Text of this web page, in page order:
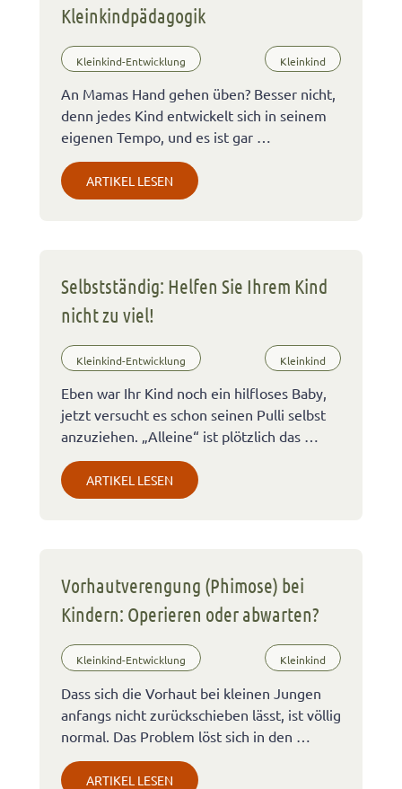
Kleinkindpädagogik
Kleinkind-Entwicklung Kleinkind
An Mamas Hand gehen üben? Besser nicht,
denn jedes Kind entwickelt sich in seinem
eigenen Tempo, und es ist gar …
ARTIKEL LESEN
Selbstständig: Helfen Sie Ihrem Kind
nicht zu viel!
Kleinkind-Entwicklung Kleinkind
Eben war Ihr Kind noch ein hilfloses Baby,
jetzt versucht es schon seinen Pulli selbst
anzuziehen. „Alleine“ ist plötzlich das …
ARTIKEL LESEN
Vorhautverengung (Phimose) bei
Kindern: Operieren oder abwarten?
Kleinkind-Entwicklung Kleinkind
Dass sich die Vorhaut bei kleinen Jungen
anfangs nicht zurückschieben lässt, ist völlig
normal. Das Problem löst sich in den …
ARTIKEL LESEN